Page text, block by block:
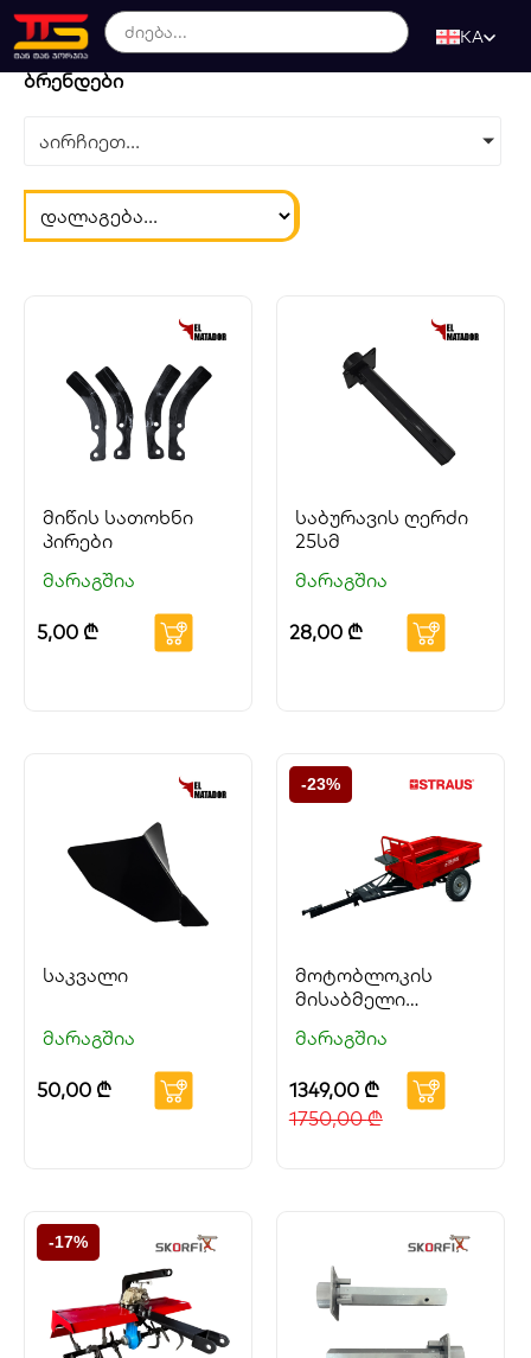
KA
ბრენდები
აირჩიეთ...
მიწის სათოხნი
პირები
მარაგშია
5,00 ₾
საბურავის ღერძი
25სმ
მარაგშია
28,00 ₾
საკვალი
მარაგშია
50,00 ₾
-23%
მოტობლოკის
მისაბმელი
მარაგშია
1349,00 ₾
1750,00₾
-17%